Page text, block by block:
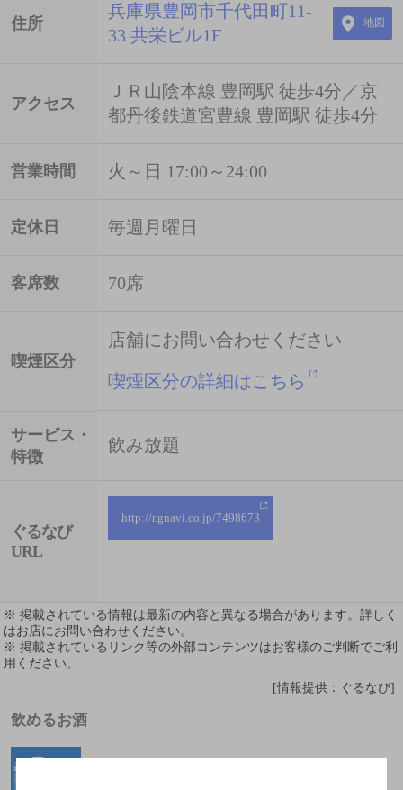
住所
兵庫県豊岡市千代田町11-
33 共栄ビル1F
地図
アクセス
ＪＲ山陰本線 豊岡駅 徒歩4分／京
都丹後鉄道宮豊線 豊岡駅 徒歩4分
営業時間 火～日 17:00～24:00
定休日 毎週月曜日
客席数 70席
喫煙区分
店舗にお問い合わせください
喫煙区分の詳細はこちら
サービス・
特徴
飲み放題
ぐるなび
URL
http://r.gnavi.co.jp/7498673
※ 掲載されている情報は最新の内容と異なる場合があります。詳しく
はお店にお問い合わせください。
※ 掲載されているリンク等の外部コンテンツはお客様のご判断でご利
用ください。
[情報提供：ぐるなび]
飲めるお酒